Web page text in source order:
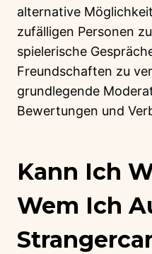
alternative
zufälligen Personen
spielerische
Freundschaften zu
grundlegende
Bewertungen und
Kann Ich
Wem Ich